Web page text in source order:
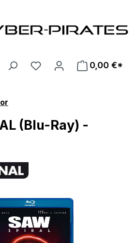
0,00 €*
(Blu-Ray) -